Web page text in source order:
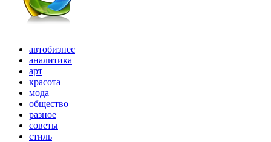
автобизнес
аналитика
арт
красота
мода
общество
разное
советы
стиль